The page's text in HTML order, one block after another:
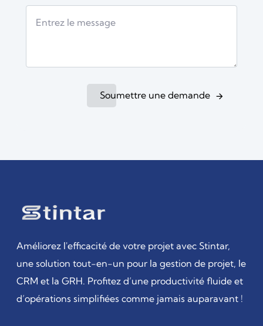
Soumettre une demande
Améliorez l'efficacité de votre projet avec Stintar,
une solution tout-en-un pour la gestion de projet, le
CRM et la GRH. Profitez d’une productivité fluide et
d’opérations simplifiées comme jamais auparavant !